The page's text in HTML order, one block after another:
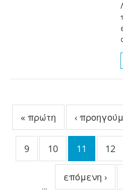
« πρώτη ‹
9 10 11 12
…
επόμενη ›